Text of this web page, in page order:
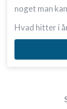
noget man
Hvad hitter i